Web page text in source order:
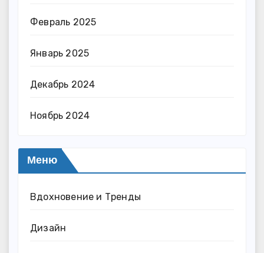
Февраль 2025
Январь 2025
Декабрь 2024
Ноябрь 2024
Меню
Вдохновение и Тренды
Дизайн